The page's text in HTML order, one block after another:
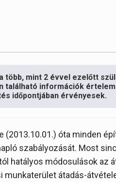
több, mint 2 évvel ezelőtt
információk
időpontjában érvényesek.
óta minden
szabályozását. Most
hatályos módosulások az
munkaterület átadás-